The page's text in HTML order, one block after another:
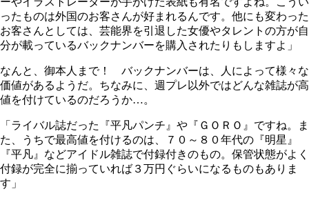
ったものは外国のお客さんが好まれるんです。他にも変わった
お客さんとしては、芸能界を引退した女優やタレントの方が自
分が載っているバックナンバーを購入されたりもしますよ」
なんと、御本人まで！ バックナンバーは、人によって様々な
価値があるようだ。ちなみに、週プレ以外ではどんな雑誌が高
値を付けているのだろうか…。
「ライバル誌だった『平凡パンチ』や『ＧＯＲＯ』ですね。ま
た、うちで最高値を付けるのは、７０～８０年代の『明星』
『平凡』などアイドル雑誌で付録付きのもの。保管状態がよく
付録が完全に揃っていれば３万円ぐらいになるものもありま
す」